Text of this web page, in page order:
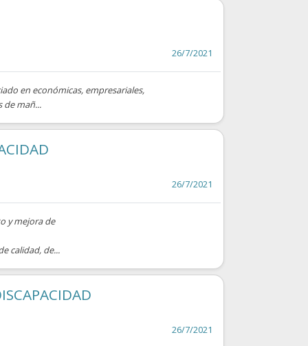
26/7/2021
en económicas, empresariales,
de mañ...
26/7/2021
y mejora de
calidad, de...
26/7/2021